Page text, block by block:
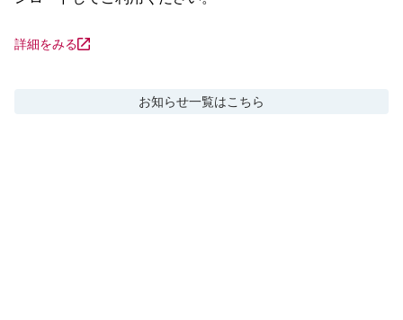
詳細をみる
お知らせ一覧はこちら